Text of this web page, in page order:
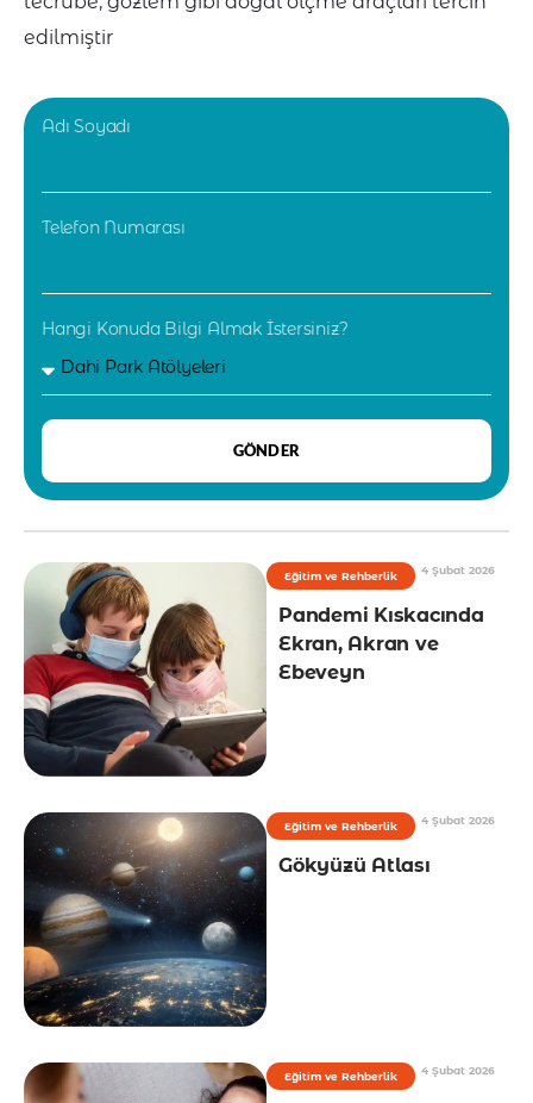
edilmiştir
Adı Soyadı
Telefon Numarası
Hangi Konuda Bilgi Almak İstersiniz?
GÖNDER
Eğitim ve Rehberlik 4 Şubat 2026
Pandemi Kıskacında
Ekran, Akran ve
Ebeveyn
Eğitim ve Rehberlik 4 Şubat 2026
Gökyüzü Atlası
Eğitim ve Rehberlik 4 Şubat 2026